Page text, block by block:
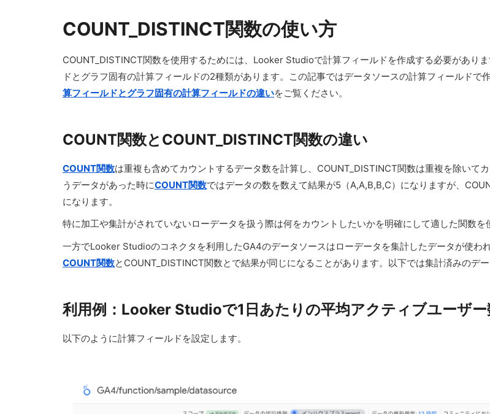
COUNT_DISTINCT関数の使い方
COUNT_DISTINCT関数を使用するためには、Looker Studioで計算フィールドを作成する必要があり
ドとグラフ固有の計算フィールドの2種類があります。この記事ではデータソースの計算フィールドで
算フィールドとグラフ固有の計算フィールドの違いをご覧ください。
COUNT関数とCOUNT_DISTINCT関数の違い
COUNT関数は重複も含めてカウントするデータ数を計算し、COUNT_DISTINCT関数は重複を除いて
うデータがあった時にCOUNT関数ではデータの数を数えて結果が5（A,A,B,B,C）になりますが、
になります。
特に加工や集計がされていないローデータを扱う際は何をカウントしたいかを明確にして適した関数を
一方でLooker Studioのコネクタを利用したGA4のデータソースはローデータを集計したデータが使わ
COUNT関数とCOUNT_DISTINCT関数とで結果が同じになることがあります。以下では集計済みのデ
利用例：Looker Studioで1日あたりの平均アクティブユーザー
以下のように計算フィールドを設定します。